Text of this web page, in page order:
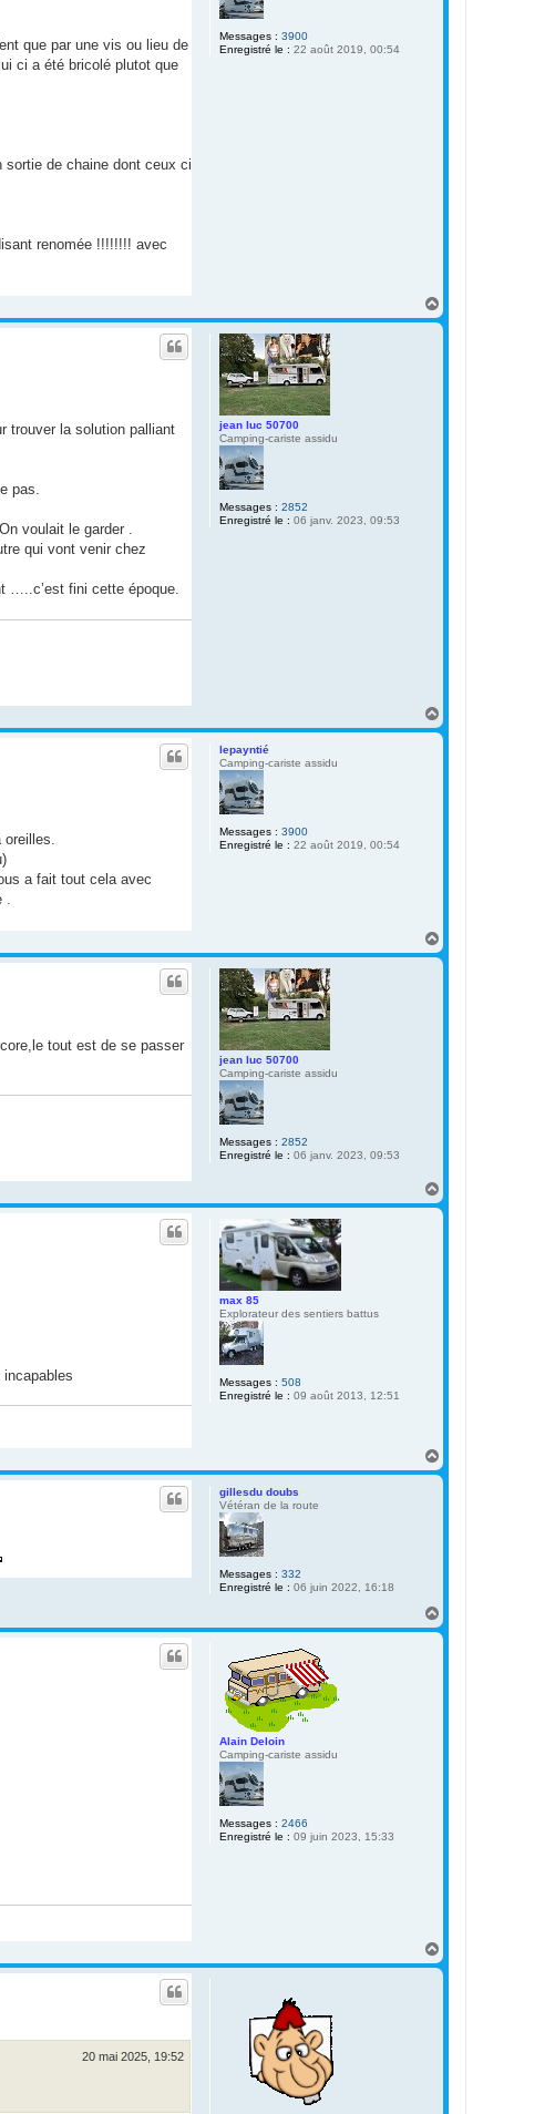
Messages : 3900
Enregistré le : 22 août 2019, 00:54
que par une vis ou lieu de
ci a été bricolé plutot que
de chaine dont ceux ci
renomée !!!!!!!! avec
a
u
jean luc 50700
Camping-cariste assidu
Messages : 2852
Enregistré le : 06 janv. 2023, 09:53
trouver la solution palliant
pas.
voulait le garder .
qui vont venir chez
…..c’est fini cette époque.
a
u
lepayntié
Camping-cariste assidu
Messages : 3900
Enregistré le : 22 août 2019, 00:54
oreilles.
a fait tout cela avec
.
a
u
jean luc 50700
Camping-cariste assidu
Messages : 2852
Enregistré le : 06 janv. 2023, 09:53
tout est de se passer
a
u
max 85
Explorateur des sentiers battus
Messages : 508
Enregistré le : 09 août 2013, 12:51
a
u
gillesdu doubs
Vétéran de la route
Messages : 332
Enregistré le : 06 juin 2022, 16:18
a
u
Alain Deloin
Camping-cariste assidu
Messages : 2466
Enregistré le : 09 juin 2023, 15:33
a
u
20 mai 2025, 19:52